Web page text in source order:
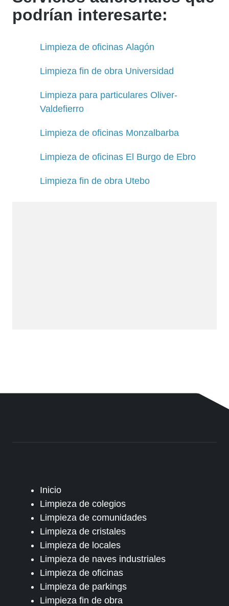
podrían interesarte:
Limpieza de oficinas Alagón
Limpieza fin de obra Universidad
Limpieza para particulares Oliver-
Valdefierro
Limpieza de oficinas Monzalbarba
Limpieza de oficinas El Burgo de Ebro
Limpieza fin de obra Utebo
Inicio
Limpieza de colegios
Limpieza de comunidades
Limpieza de cristales
Limpieza de locales
Limpieza de naves industriales
Limpieza de oficinas
Limpieza de parkings
Limpieza fin de obra